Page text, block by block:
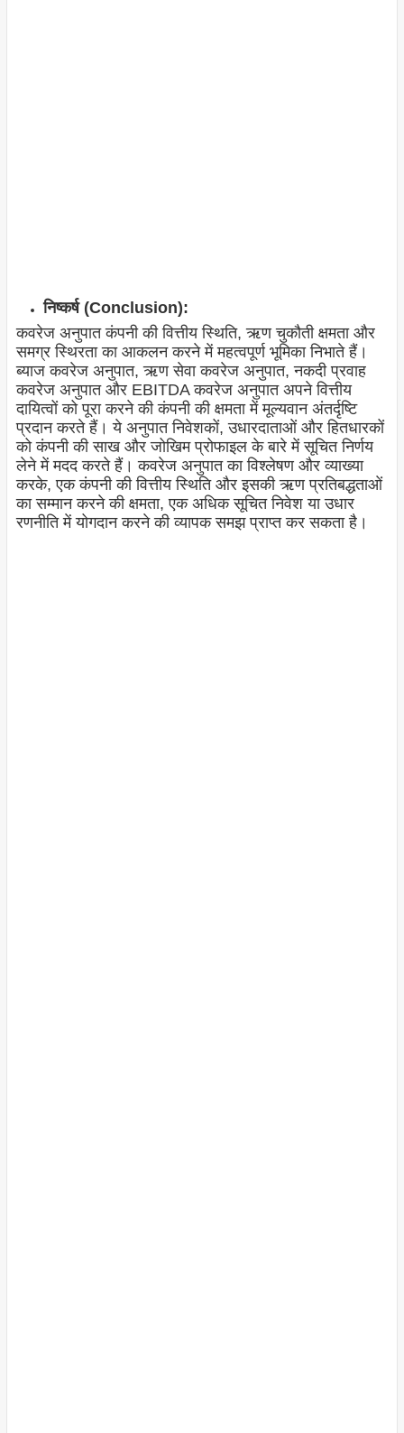
निष्कर्ष (Conclusion):
कवरेज अनुपात कंपनी की वित्तीय स्थिति, ऋण चुकौती क्षमता और
समग्र स्थिरता का आकलन करने में महत्वपूर्ण भूमिका निभाते हैं।
ब्याज कवरेज अनुपात, ऋण सेवा कवरेज अनुपात, नकदी प्रवाह
कवरेज अनुपात और EBITDA कवरेज अनुपात अपने वित्तीय
दायित्वों को पूरा करने की कंपनी की क्षमता में मूल्यवान अंतर्दृष्टि
प्रदान करते हैं। ये अनुपात निवेशकों, उधारदाताओं और हितधारकों
को कंपनी की साख और जोखिम प्रोफाइल के बारे में सूचित निर्णय
लेने में मदद करते हैं। कवरेज अनुपात का विश्लेषण और व्याख्या
करके, एक कंपनी की वित्तीय स्थिति और इसकी ऋण प्रतिबद्धताओं
का सम्मान करने की क्षमता, एक अधिक सूचित निवेश या उधार
रणनीति में योगदान करने की व्यापक समझ प्राप्त कर सकता है।